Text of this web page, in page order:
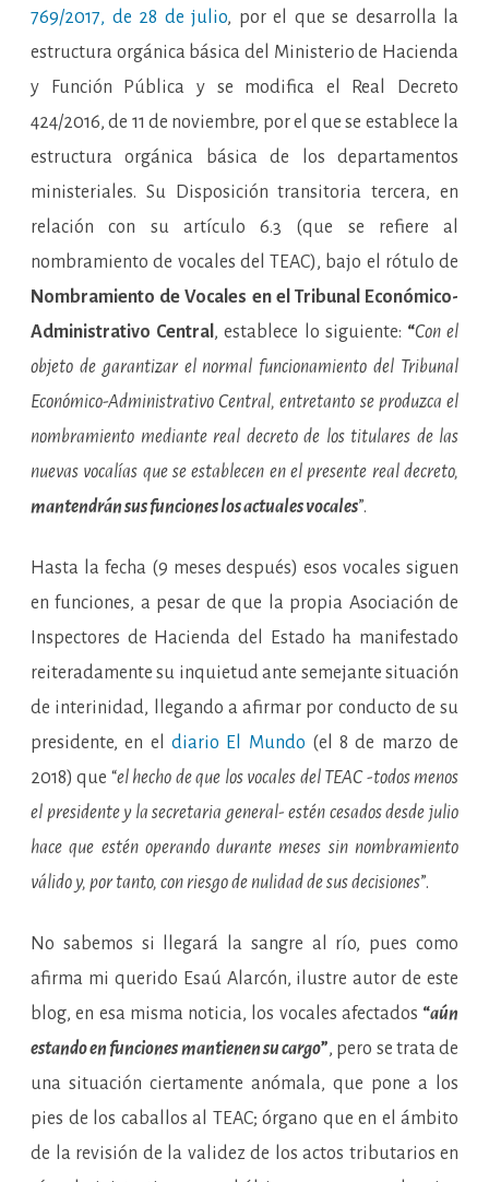
769/2017, de 28 de julio, por el que se desarrolla la
estructura orgánica básica del Ministerio de Hacienda
y Función Pública y se modifica el Real Decreto
424/2016, de 11 de noviembre, por el que se establece la
estructura orgánica básica de los departamentos
ministeriales. Su Disposición transitoria tercera, en
relación con su artículo 6.3 (que se refiere al
nombramiento de vocales del TEAC), bajo el rótulo de
Nombramiento de Vocales en el Tribunal Económico-
Administrativo Central , establece lo siguiente: “Con el
objeto de garantizar el normal funcionamiento del Tribunal
Económico-Administrativo Central, entretanto se produzca el
nombramiento mediante real decreto de los titulares de las
nuevas vocalías que se establecen en el presente real decreto,
mantendrán sus funciones los actuales vocales”.
Hasta la fecha (9 meses después) esos vocales siguen
en funciones, a pesar de que la propia Asociación de
Inspectores de Hacienda del Estado ha manifestado
reiteradamente su inquietud ante semejante situación
de interinidad, llegando a afirmar por conducto de su
presidente, en el diario El Mundo (el 8 de marzo de
2018) que “el hecho de que los vocales del TEAC -todos menos
el presidente y la secretaria general- estén cesados desde julio
hace que estén operando durante meses sin nombramiento
válido y, por tanto, con riesgo de nulidad de sus decisiones”.
No sabemos si llegará la sangre al río, pues como
afirma mi querido Esaú Alarcón, ilustre autor de este
blog, en esa misma noticia, los vocales afectados “aún
estando en funciones mantienen su cargo”, pero se trata de
una situación ciertamente anómala, que pone a los
pies de los caballos al TEAC; órgano que en el ámbito
de la revisión de la validez de los actos tributarios en